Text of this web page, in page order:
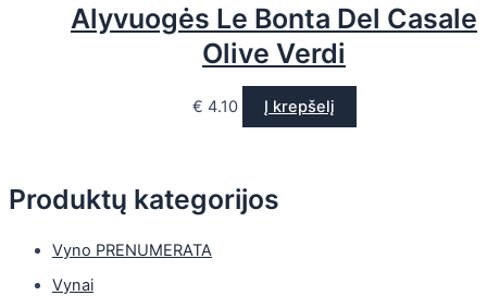
Produktų kategorijos
Vyno PRENUMERATA
Vynai
Alyvuogės Le Bonta Del Casale
Olive Verdi
€ 4.10 Į krepšelį